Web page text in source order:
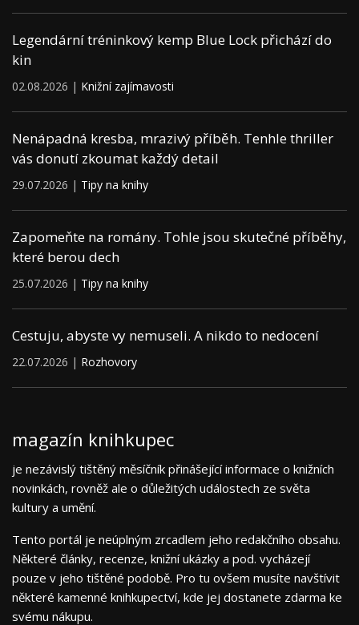
Legendární tréninkový kemp Blue Lock přichází do
kin
02.08.2026 | Knižní zajímavosti
Nenápadná kresba, mrazivý příběh. Tenhle thriller
vás donutí zkoumat každý detail
29.07.2026 | Tipy na knihy
Zapomeňte na romány. Tohle jsou skutečné příběhy,
které berou dech
25.07.2026 | Tipy na knihy
Cestuju, abyste vy nemuseli. A nikdo to nedocení
22.07.2026 | Rozhovory
magazín knihkupec
je nezávislý tištěný měsíčník přinášející informace o knižních
novinkách, rovněž ale o důležitých událostech ze světa
kultury a umění.
Tento portál je neúplným zrcadlem jeho redakčního obsahu.
Některé články, recenze, knižní ukázky a pod. vycházejí
pouze v jeho tištěné podobě. Pro tu ovšem musíte navštívit
některé kamenné knihkupectví, kde jej dostanete zdarma ke
svému nákupu.